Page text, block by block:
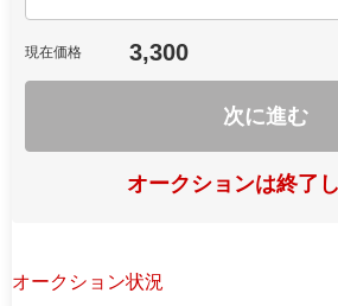
現在価格 3,300
次に進む
オークションは終了
オークション状況